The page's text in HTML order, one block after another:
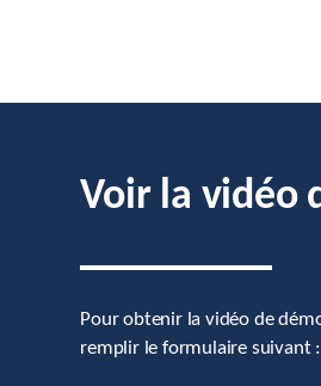
Voir la vidéo
Pour obtenir la vidéo de
remplir le formulaire suivant :